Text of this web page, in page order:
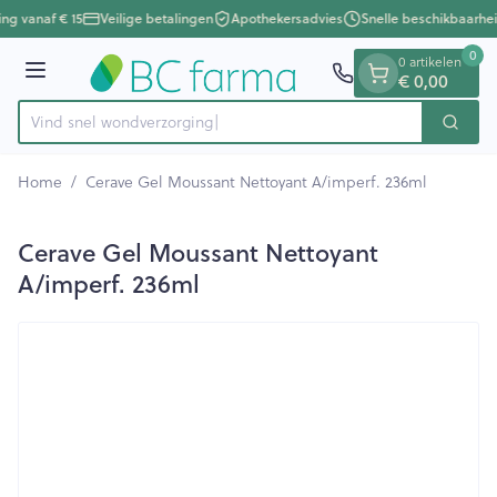
Ga naar de inhoud
1 van 1
vanaf € 15 Veilige betalingen Apothekersadvies Snelle
Menu
Product, merk, categorie...
Vind snel wondver Zoek
0 artikelen
€ 0,00
0
Home / Cerave Gel Moussant Nettoyant A/imperf. 236ml
Cerave Gel Moussant Nettoyant
A/imperf. 236ml